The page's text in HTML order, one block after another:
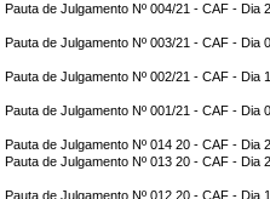
Pauta de Julgamento Nº 004/21 - CAF - Dia
Pauta de Julgamento Nº 003/21 - CAF - Dia
Pauta de Julgamento Nº 002/21 - CAF - Dia
Pauta de Julgamento Nº 001/21 - CAF - Dia
Pauta de Julgamento Nº 014 20 - CAF - Dia
Pauta de Julgamento Nº 013 20 - CAF - Dia
Pauta de Julgamento Nº 012 20 - CAF - Dia